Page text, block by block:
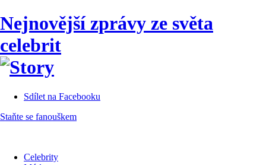
Nejnovější zprávy ze světa
celebrit
Sdílet na Facebooku
Staňte se fanouškem
Celebrity